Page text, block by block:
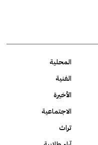
المحلية
الفنية
الأخيرة
الاجتماعية
تراث